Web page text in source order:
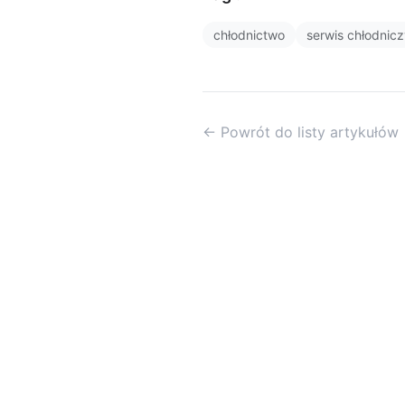
chłodnictwo serwis
← Powrót do listy artykułów